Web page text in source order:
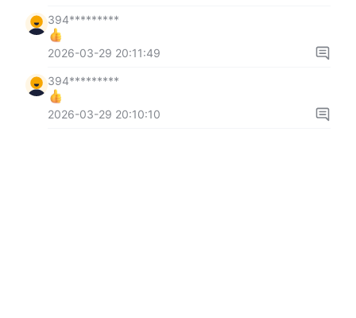
394*********
2026-03-29 20:11:49
394*********
2026-03-29 20:10:10